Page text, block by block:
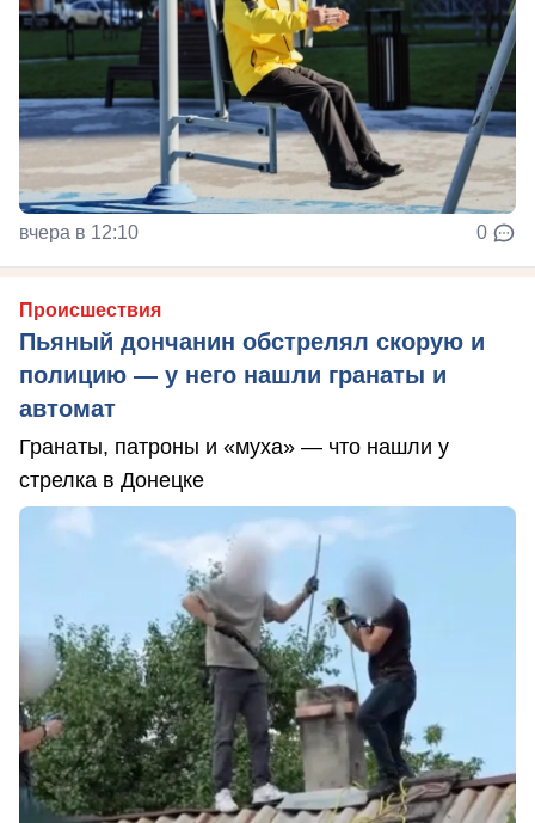
вчера в 12:10 0
Происшествия
Пьяный дончанин обстрелял скорую и
полицию — у него нашли гранаты и
автомат
Гранаты, патроны и «муха» — что нашли у
стрелка в Донецке